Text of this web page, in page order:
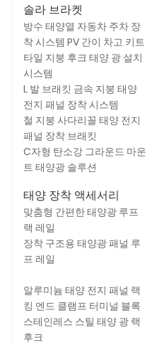
솔라 브라켓
방수 태양열 자동차 주차 장
착 시스템 PV 간이 차고 키트
타일 ​​지붕 후크 태양 광 설치
시스템
L 발 브래킷 금속 지붕 태양
전지 패널 장착 시스템
철 지붕 사다리꼴 태양 전지
패널 장착 브래킷
C자형 탄소강 그라운드 마운
트 태양광 솔루션
태양 장착 액세서리
맞춤형 간편한 태양광 루프
랙 레일
장착 구조용 태양광 패널 루
프 레일
알루미늄 태양 전지 패널 랙
킹 엔드 클램프 터미널 블록
스테인레스 스틸 태양 광 랙
후크